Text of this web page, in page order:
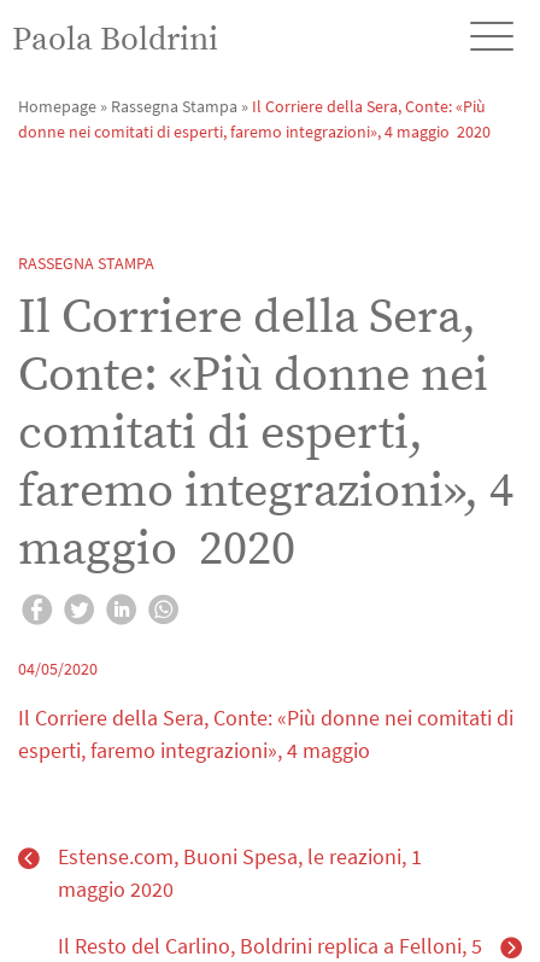
Paola Boldrini
Homepage » Rassegna Stampa » Il Corriere della Sera, Conte: «Più
donne nei comitati di esperti, faremo integrazioni», 4 maggio 2020
RASSEGNA STAMPA
Il Corriere della Sera,
Conte: «Più donne nei
comitati di esperti,
faremo integrazioni», 4
maggio 2020
04/05/2020
Il Corriere della Sera, Conte: «Più donne nei comitati di
esperti, faremo integrazioni», 4 maggio
Estense.com, Buoni Spesa, le reazioni, 1
maggio 2020
Il Resto del Carlino, Boldrini replica a Felloni, 5